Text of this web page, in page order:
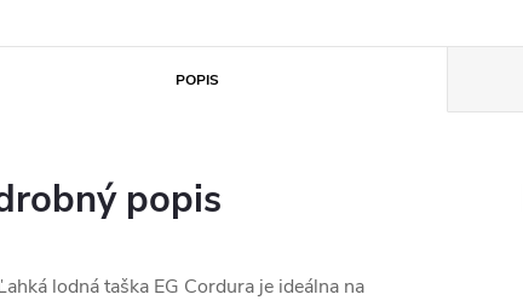
POPIS
popis
lodná taška EG Cordura je ideálna na